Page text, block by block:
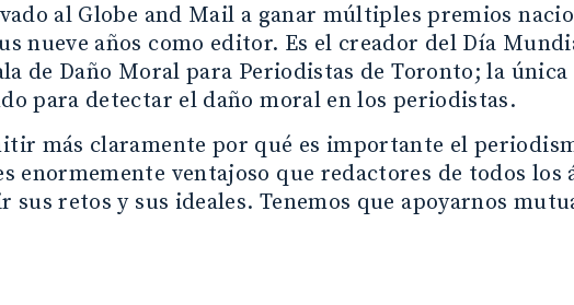
al Globe and Mail a ganar múltiples premios
nueve años como editor. Es el creador del Día
de Daño Moral para Periodistas de Toronto; la única
para detectar el daño moral en los periodistas.
más claramente por qué es importante el
enormemente ventajoso que redactores de todos los
retos y sus ideales. Tenemos que apoyarnos